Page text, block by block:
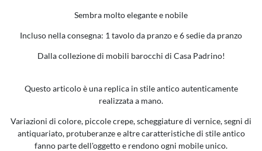
Sembra molto elegante e nobile
Incluso nella consegna: 1 tavolo da pranzo e 6 sedie da pranzo
Dalla collezione di mobili barocchi di Casa Padrino!
Questo articolo è una replica in stile antico autenticamente
realizzata a mano.
Variazioni di colore, piccole crepe, scheggiature di vernice, segni di
antiquariato, protuberanze e altre caratteristiche di stile antico
fanno parte dell'oggetto e rendono ogni mobile unico.